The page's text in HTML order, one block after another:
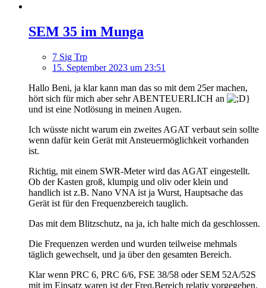
SEM 35 im Munga
7 Sig Trp
15. September 2023 um 23:51
Hallo Beni, ja klar kann man das so mit dem 25er machen,
hört sich für mich aber sehr ABENTEUERLICH an
und ist eine Notlösung in meinen Augen.
Ich wüsste nicht warum ein zweites AGAT verbaut sein sollte
wenn dafür kein Gerät mit Ansteuermöglichkeit vorhanden
ist.
Richtig, mit einem SWR-Meter wird das AGAT eingestellt.
Ob der Kasten groß, klumpig und oliv oder klein und
handlich ist z.B. Nano VNA ist ja Wurst, Hauptsache das
Gerät ist für den Frequenzbereich tauglich.
Das mit dem Blitzschutz, na ja, ich halte mich da geschlossen.
Die Frequenzen werden und wurden teilweise mehmals
täglich gewechselt, und ja über den gesamten Bereich.
Klar wenn PRC 6, PRC 6/6, FSE 38/58 oder SEM 52A/52S
mit im Einsatz waren ist der Freq.Bereich relativ vorgegeben.